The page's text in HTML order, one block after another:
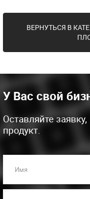
ВЕРНУТЬСЯ В
У Вас свой
Оставляйте
продукт.
Имя